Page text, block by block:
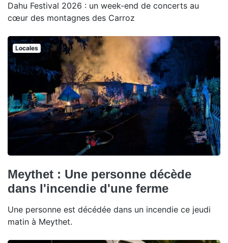
Dahu Festival 2026 : un week-end de concerts au
cœur des montagnes des Carroz
Locales
Meythet : Une personne décède
dans l'incendie d'une ferme
Une personne est décédée dans un incendie ce jeudi
matin à Meythet.